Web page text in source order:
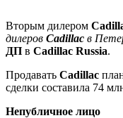
Вторым дилером
дилеров Cadillac в
ДП в Cadillac Russia.
Продавать Cadillac
сделки составила 74
Непубличное лицо